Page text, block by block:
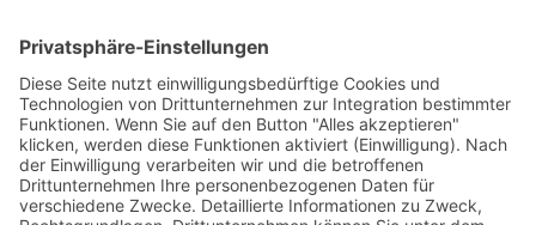
Zahnarzt
Tennis
Tankstelle
Tierbedarf
Parken
Für Ihr Unternehmen